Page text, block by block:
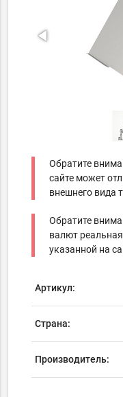
Обратите
сайте может
внешнего вида
Обратите
валют
указанной на
Артикул:
Страна:
Производитель: